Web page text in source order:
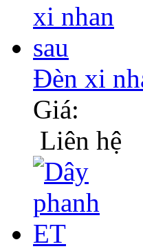
Đèn xi
Giá:
Liên hệ